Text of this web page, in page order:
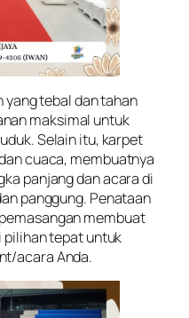
yang tebal dan tahan
maksimal untuk
Selain itu, karpet
cuaca, membuatnya
panjang dan acara di
panggung. Penataan
membuat
pilihan tepat untuk
acara Anda.